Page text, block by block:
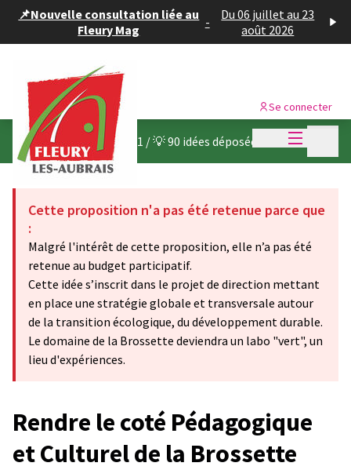
📌Nouvelle consultation liée au
Fleury Mag
-
Du 06 juillet au 23
août 2026
Menu
Se connecter
Budget participatif 2021 /💡 90 idées déposées
Cette proposition n'a pas été retenue parce que
:
Malgré l'intérêt de cette proposition, elle n’a pas été
retenue au budget participatif.
Cette idée s’inscrit dans le projet de direction mettant
en place une stratégie globale et transversale autour
de la transition écologique, du développement durable.
Le domaine de la Brossette deviendra un labo "vert", un
lieu d'expériences.
Rendre le coté Pédagogique
et Culturel de la Brossette
Panneau de gestion des cookies